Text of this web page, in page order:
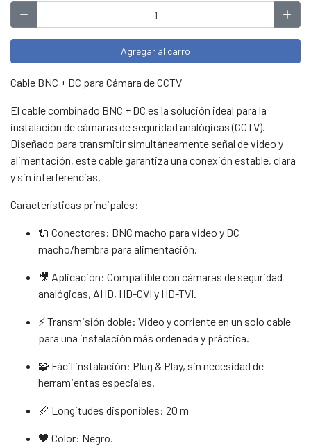
Agregar al carro
Cable BNC + DC para Cámara de CCTV
El cable combinado BNC + DC es la solución ideal para la
instalación de cámaras de seguridad analógicas (CCTV).
Diseñado para transmitir simultáneamente señal de video y
alimentación, este cable garantiza una conexión estable, clara
y sin interferencias.
Características principales:
🔌 Conectores: BNC macho para video y DC
macho/hembra para alimentación.
🎥 Aplicación: Compatible con cámaras de seguridad
analógicas, AHD, HD-CVI y HD-TVI.
⚡ Transmisión doble: Video y corriente en un solo cable
para una instalación más ordenada y práctica.
🧩 Fácil instalación: Plug & Play, sin necesidad de
herramientas especiales.
📏 Longitudes disponibles: 20 m
🖤 Color: Negro.